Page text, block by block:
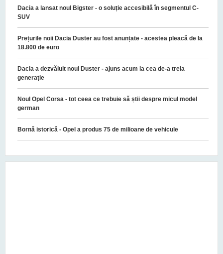
Dacia a lansat noul Bigster - o soluție accesibilă în segmentul C-
SUV
Prețurile noii Dacia Duster au fost anunțate - acestea pleacă de la
18.800 de euro
Dacia a dezvăluit noul Duster - ajuns acum la cea de-a treia
generație
Noul Opel Corsa - tot ceea ce trebuie să știi despre micul model
german
Bornă istorică - Opel a produs 75 de milioane de vehicule